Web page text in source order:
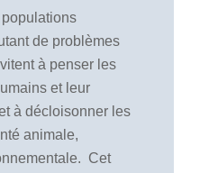
de problèmes
à penser les
et leur
à décloisonner les
animale,
Cet